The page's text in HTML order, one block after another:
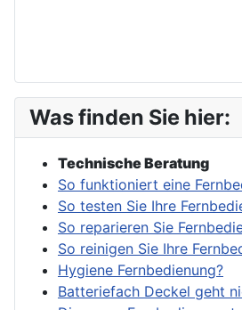
Was finden Sie hier:
Technische Beratung
So funktioniert eine
So testen Sie Ihre
So reparieren Sie
So reinigen Sie Ihre
Hygiene Fernbedienung?
Batteriefach Deckel geht